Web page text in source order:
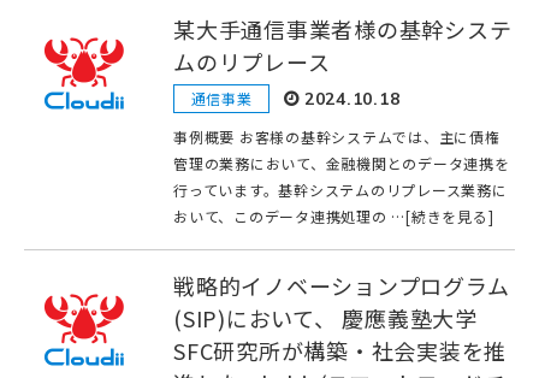
某大手通信事業者様の基幹システ
ムのリプレース
通信事業 2024.10.18
事例概要 お客様の基幹システムでは、主に債権
管理の業務において、金融機関とのデータ連携を
行っています。基幹システムのリプレース業務に
おいて、このデータ連携処理の …[続きを見る]
戦略的イノベーションプログラム
(SIP)において、 慶應義塾大学
SFC研究所が構築・社会実装を推